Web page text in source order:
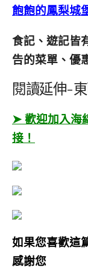
飽飽的鳳梨城
食記、遊記皆
告的菜單、優
閱讀延伸-
➤ 歡迎加入海
接！
如果您喜歡這
感謝您